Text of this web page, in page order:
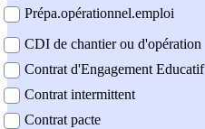
Prépa.opérationnel.emploi
CDI de chantier ou d'opération
Contrat d'Engagement Educatif
Contrat intermittent
Contrat pacte